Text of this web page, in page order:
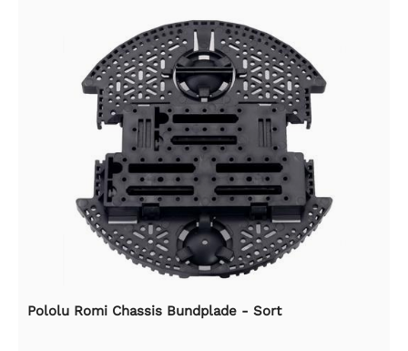
Pololu Romi Chassis Bundplade - Sort